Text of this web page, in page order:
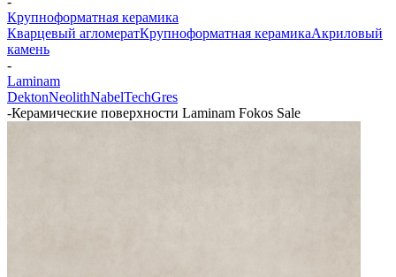
Крупноформатная керамика
Кварцевый агломератКрупноформатная керамикаАкриловый
камень
-
Laminam
DektonNeolithNabelTechGres
-Керамические поверхности Laminam Fokos Sale